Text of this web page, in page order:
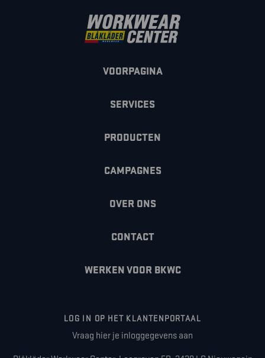
VOORPAGINA
SERVICES
PRODUCTEN
CAMPAGNES
OVER ONS
CONTACT
WERKEN VOOR BKWC
LOG IN OP HET KLANTENPORTAAL
Vraag hier je inloggegevens aan